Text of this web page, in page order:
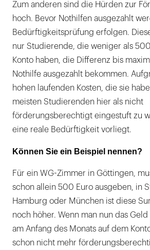
Zum anderen sind die Hürden zur
hoch. Bevor Nothilfen ausgezahlt
Bedürftigkeitsprüfung erfolgen.
nur Studierende, die weniger als
Konto haben, die Differenz bis
Nothilfe ausgezahlt bekommen.
hohen laufenden Kosten, die sie
meisten Studierenden hier als nicht
förderungsberechtigt eingestuft zu
eine reale Bedürftigkeit vorliegt.
Können Sie ein Beispiel nennen?
Für ein WG-Zimmer in Göttingen,
schon allein 500 Euro ausgeben, in
Hamburg oder München ist diese
noch höher. Wenn man nun das
am Anfang des Monats auf dem
schon nicht mehr